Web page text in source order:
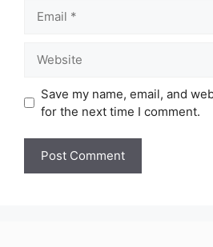
Save my name, email, and
for the next time I comment.